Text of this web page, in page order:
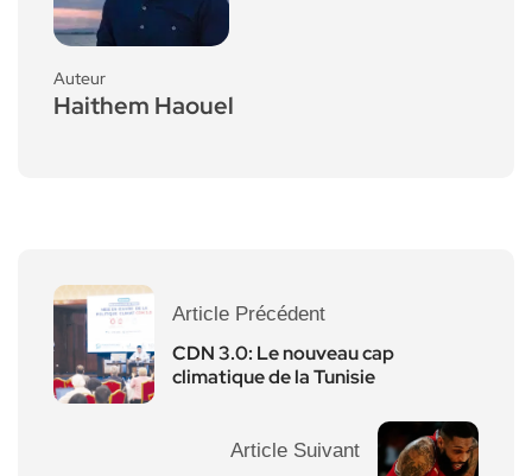
Auteur
Haithem Haouel
Article Précédent
CDN 3.0: Le nouveau cap
climatique de la Tunisie
Article Suivant